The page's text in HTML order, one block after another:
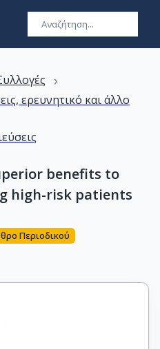
›
ερευνητικό και άλλο
benefits to
high-risk patients
Περιοδικού